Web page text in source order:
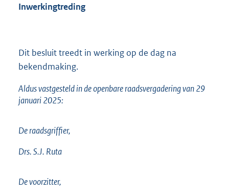
Inwerkingtreding
Dit besluit treedt in werking op de dag na
bekendmaking.
Aldus vastgesteld in de openbare raadsvergadering van 29
januari 2025:
De raadsgriffier,
Drs. S.J. Ruta
De voorzitter,